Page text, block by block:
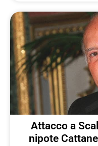
Attacco a
nipote